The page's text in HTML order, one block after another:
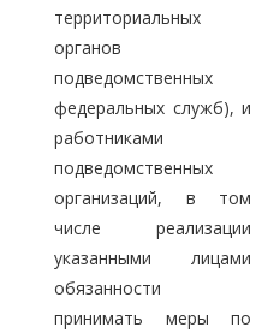
территориальных
органов
подведомственных
федеральных служб), и
работниками
подведомственных
организаций, в том
числе реализации
указанными лицами
обязанности
принимать меры по